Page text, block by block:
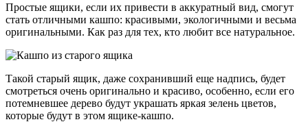
Простые ящики, если их привести в аккуратный вид, смогут
стать отличными кашпо: красивыми, экологичными и весьма
оригинальными. Как раз для тех, кто любит все натуральное.
Такой старый ящик, даже сохранивший еще надпись, будет
смотреться очень оригинально и красиво, особенно, если его
потемневшее дерево будут украшать яркая зелень цветов,
которые будут в этом ящике-кашпо.